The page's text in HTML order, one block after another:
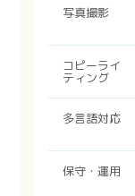
写真撮影
コピーライ
ティング
多言語対応
保守・運用